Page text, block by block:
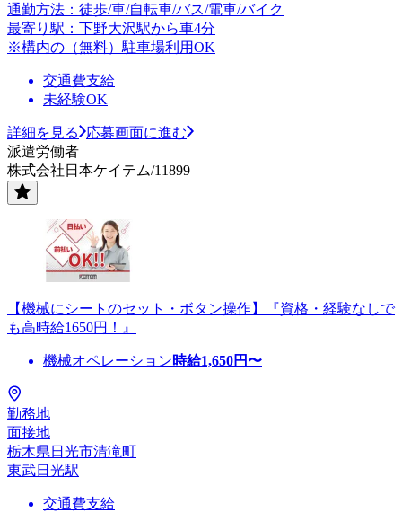
通勤方法：徒歩/車/自転車/バス/電車/バイク
最寄り駅：下野大沢駅から車4分
※構内の（無料）駐車場利用OK
交通費支給
未経験OK
詳細を見る
応募画面に進む
派遣労働者
株式会社日本ケイテム/11899
【機械にシートのセット・ボタン操作】『資格・経験なしで
も高時給1650円！』
機械オペレーション時給1,650円〜
勤務地
面接地
栃木県日光市清滝町
東武日光駅
交通費支給